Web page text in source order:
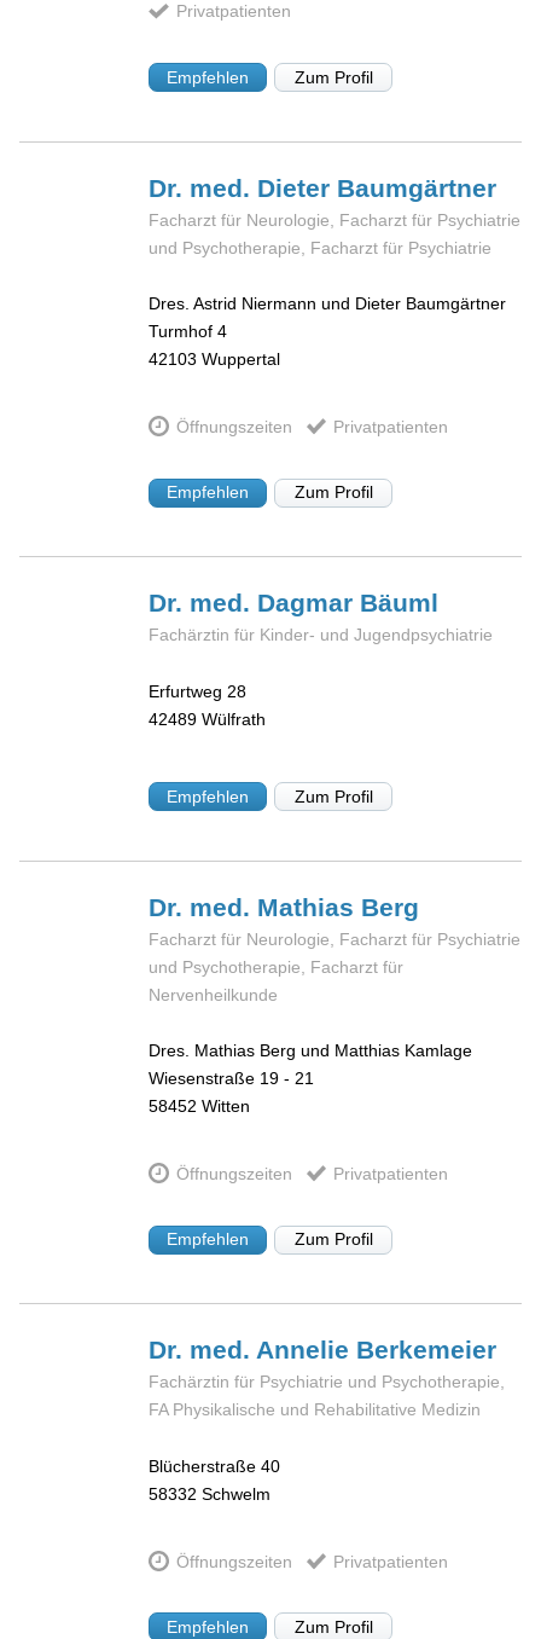
Privatpatienten
Empfehlen Zum Profil
Dr. med. Dieter Baumgärtner
Facharzt für Neurologie, Facharzt für Psychiatrie
und Psychotherapie, Facharzt für Psychiatrie
Dres. Astrid Niermann und Dieter Baumgärtner
Turmhof 4
42103 Wuppertal
Öffnungszeiten Privatpatienten
Empfehlen Zum Profil
Dr. med. Dagmar Bäuml
Fachärztin für Kinder- und Jugendpsychiatrie
Erfurtweg 28
42489 Wülfrath
Empfehlen Zum Profil
Dr. med. Mathias Berg
Facharzt für Neurologie, Facharzt für Psychiatrie
und Psychotherapie, Facharzt für
Nervenheilkunde
Dres. Mathias Berg und Matthias Kamlage
Wiesenstraße 19 - 21
58452 Witten
Öffnungszeiten Privatpatienten
Empfehlen Zum Profil
Dr. med. Annelie Berkemeier
Fachärztin für Psychiatrie und Psychotherapie,
FA Physikalische und Rehabilitative Medizin
Blücherstraße 40
58332 Schwelm
Öffnungszeiten Privatpatienten
Empfehlen Zum Profil